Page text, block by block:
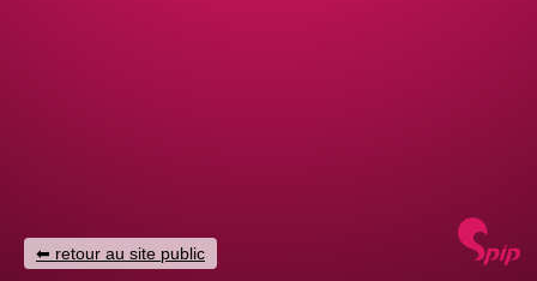
retour au site public